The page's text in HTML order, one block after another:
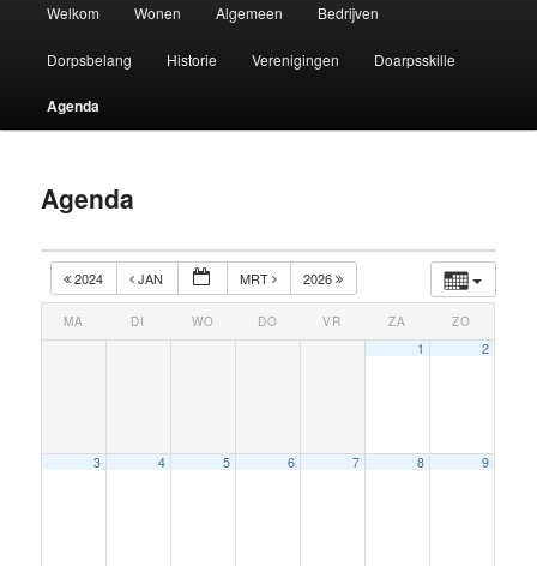
Spring
naar
de
inhoud
Welkom Wonen Algemeen Bedrijven
Dorpsbelang Historie Verenigingen Doarpsskille
Agenda
Agenda
2024 JAN MRT 2026
MA DI WO DO VR ZA ZO
1 2
3 4 5 6 7 8 9